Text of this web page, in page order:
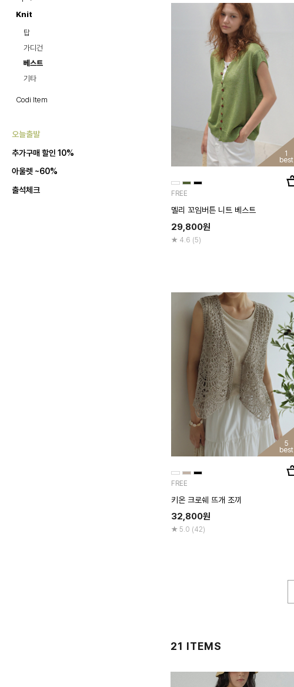
Knit
탑
가디건
베스트
기타
Codi Item
오늘출발
추가구매 할인 10%
아울렛 ~60%
출석체크
1
best
FREE
멜리 꼬임버튼 니트 베스트
29,800원
4.6 (5)
5
best
FREE
키온 크로쉐 뜨개 조끼
32,800원
5.0 (42)
21 ITEMS